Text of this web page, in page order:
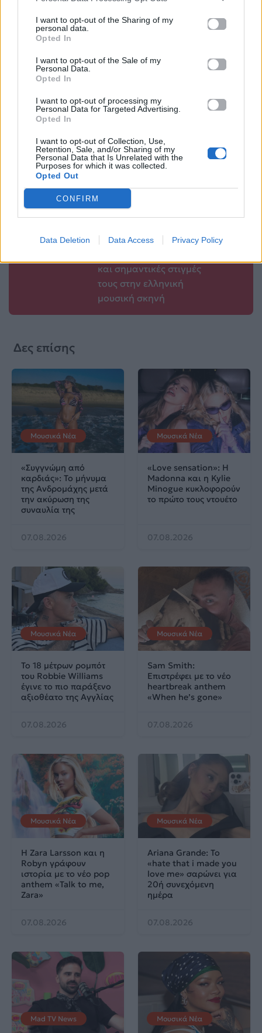
I want to opt-out of the Sharing of my
personal data.
Opted In
I want to opt-out of the Sale of my
Personal Data.
Opted In
I want to opt-out of processing my
Personal Data for Targeted Advertising.
Opted In
I want to opt-out of Collection, Use,
Retention, Sale, and/or Sharing of my
Personal Data that Is Unrelated with the
Purposes for which it was collected.
Opted Out
CONFIRM
Data Deletion Data Access Privacy Policy
Από τα νυχτερινά
live στην κουζίνα
Το βίντεο του
Γιώργου
συζητιέται
08.05.2026
Ο Λάκης Γαβαλάς
στο νέο GNTM και
περιμένουν τις πιο
08.05.2026
Βιογραφικά
Ελλήνων
Καλλιτεχνών
με πληροφορίες για
και σημαντικές στιγμές
τους στην ελληνική
μουσική σκηνή
Δες επίσης
Μουσικά Νέα
«Συγγνώμη από
καρδιάς»: Το μήνυμα
της Ανδρομάχης μετά
την ακύρωση της
συναυλία της
07.08.2026
Μουσικά Νέα
«Love sensation»: Η
Madonna και η Kylie
Minogue κυκλοφορούν
το πρώτο τους ντουέτο
07.08.2026
Μουσικά Νέα
Το 18 μέτρων ρομπότ
του Robbie Williams
έγινε το πιο παράξενο
αξιοθέατο της Αγγλίας
07.08.2026
Μουσικά Νέα
Sam Smith:
Επιστρέφει με το νέο
heartbreak anthem
«When he’s gone»
07.08.2026
Μουσικά Νέα
Η Zara Larsson και η
Robyn γράφουν
ιστορία με το νέο pop
anthem «Talk to me,
Zara»
07.08.2026
Μουσικά Νέα
Ariana Grande: Το
«hate that i made you
love me» σαρώνει για
20ή συνεχόμενη
ημέρα
07.08.2026
Mad TV News Μουσικά Νέα